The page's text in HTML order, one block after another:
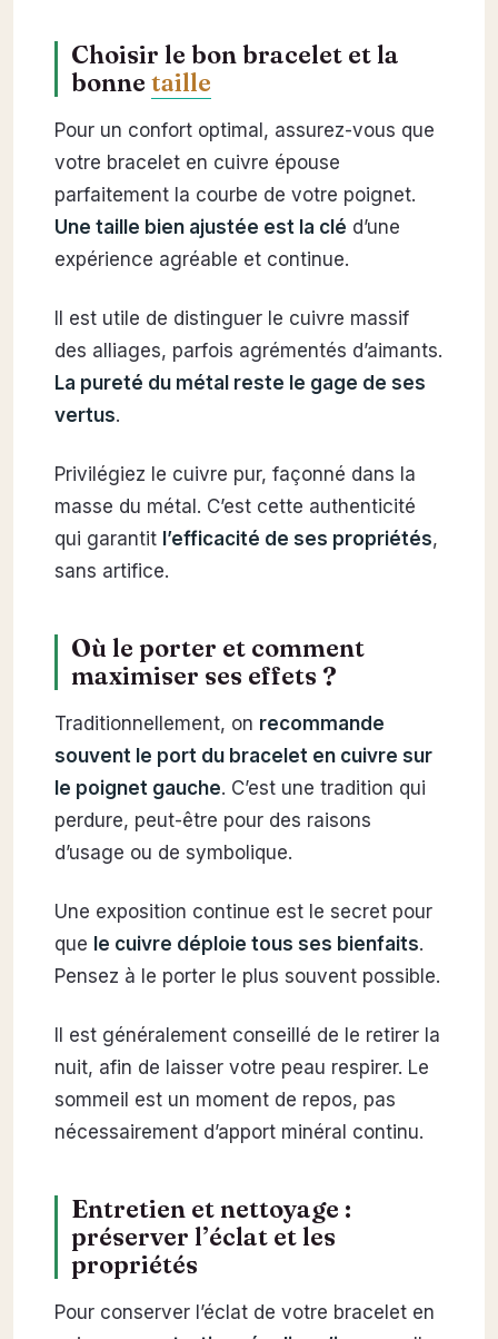
Choisir le bon bracelet et la
bonne taille
Pour un confort optimal, assurez-vous que
votre bracelet en cuivre épouse
parfaitement la courbe de votre poignet.
Une taille bien ajustée est la clé d’une
expérience agréable et continue.
Il est utile de distinguer le cuivre massif
des alliages, parfois agrémentés d’aimants.
La pureté du métal reste le gage de ses
vertus.
Privilégiez le cuivre pur, façonné dans la
masse du métal. C’est cette authenticité
qui garantit l’efficacité de ses propriétés,
sans artifice.
Où le porter et comment
maximiser ses effets ?
Traditionnellement, on recommande
souvent le port du bracelet en cuivre sur
le poignet gauche. C’est une tradition qui
perdure, peut-être pour des raisons
d’usage ou de symbolique.
Une exposition continue est le secret pour
que le cuivre déploie tous ses bienfaits.
Pensez à le porter le plus souvent possible.
Il est généralement conseillé de le retirer la
nuit, afin de laisser votre peau respirer. Le
sommeil est un moment de repos, pas
nécessairement d’apport minéral continu.
Entretien et nettoyage :
préserver l’éclat et les
propriétés
Pour conserver l’éclat de votre bracelet en